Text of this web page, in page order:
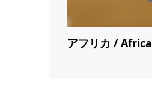
アフリカ / Africa